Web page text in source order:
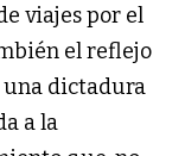
viajes por el
el reflejo
una dictadura
a la